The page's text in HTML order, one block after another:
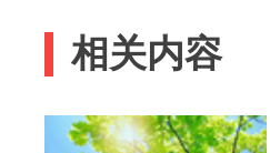
相关内容